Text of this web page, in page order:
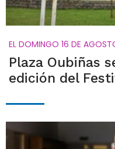
EL DOMINGO 16 DE
Plaza Oubiñas
edición del